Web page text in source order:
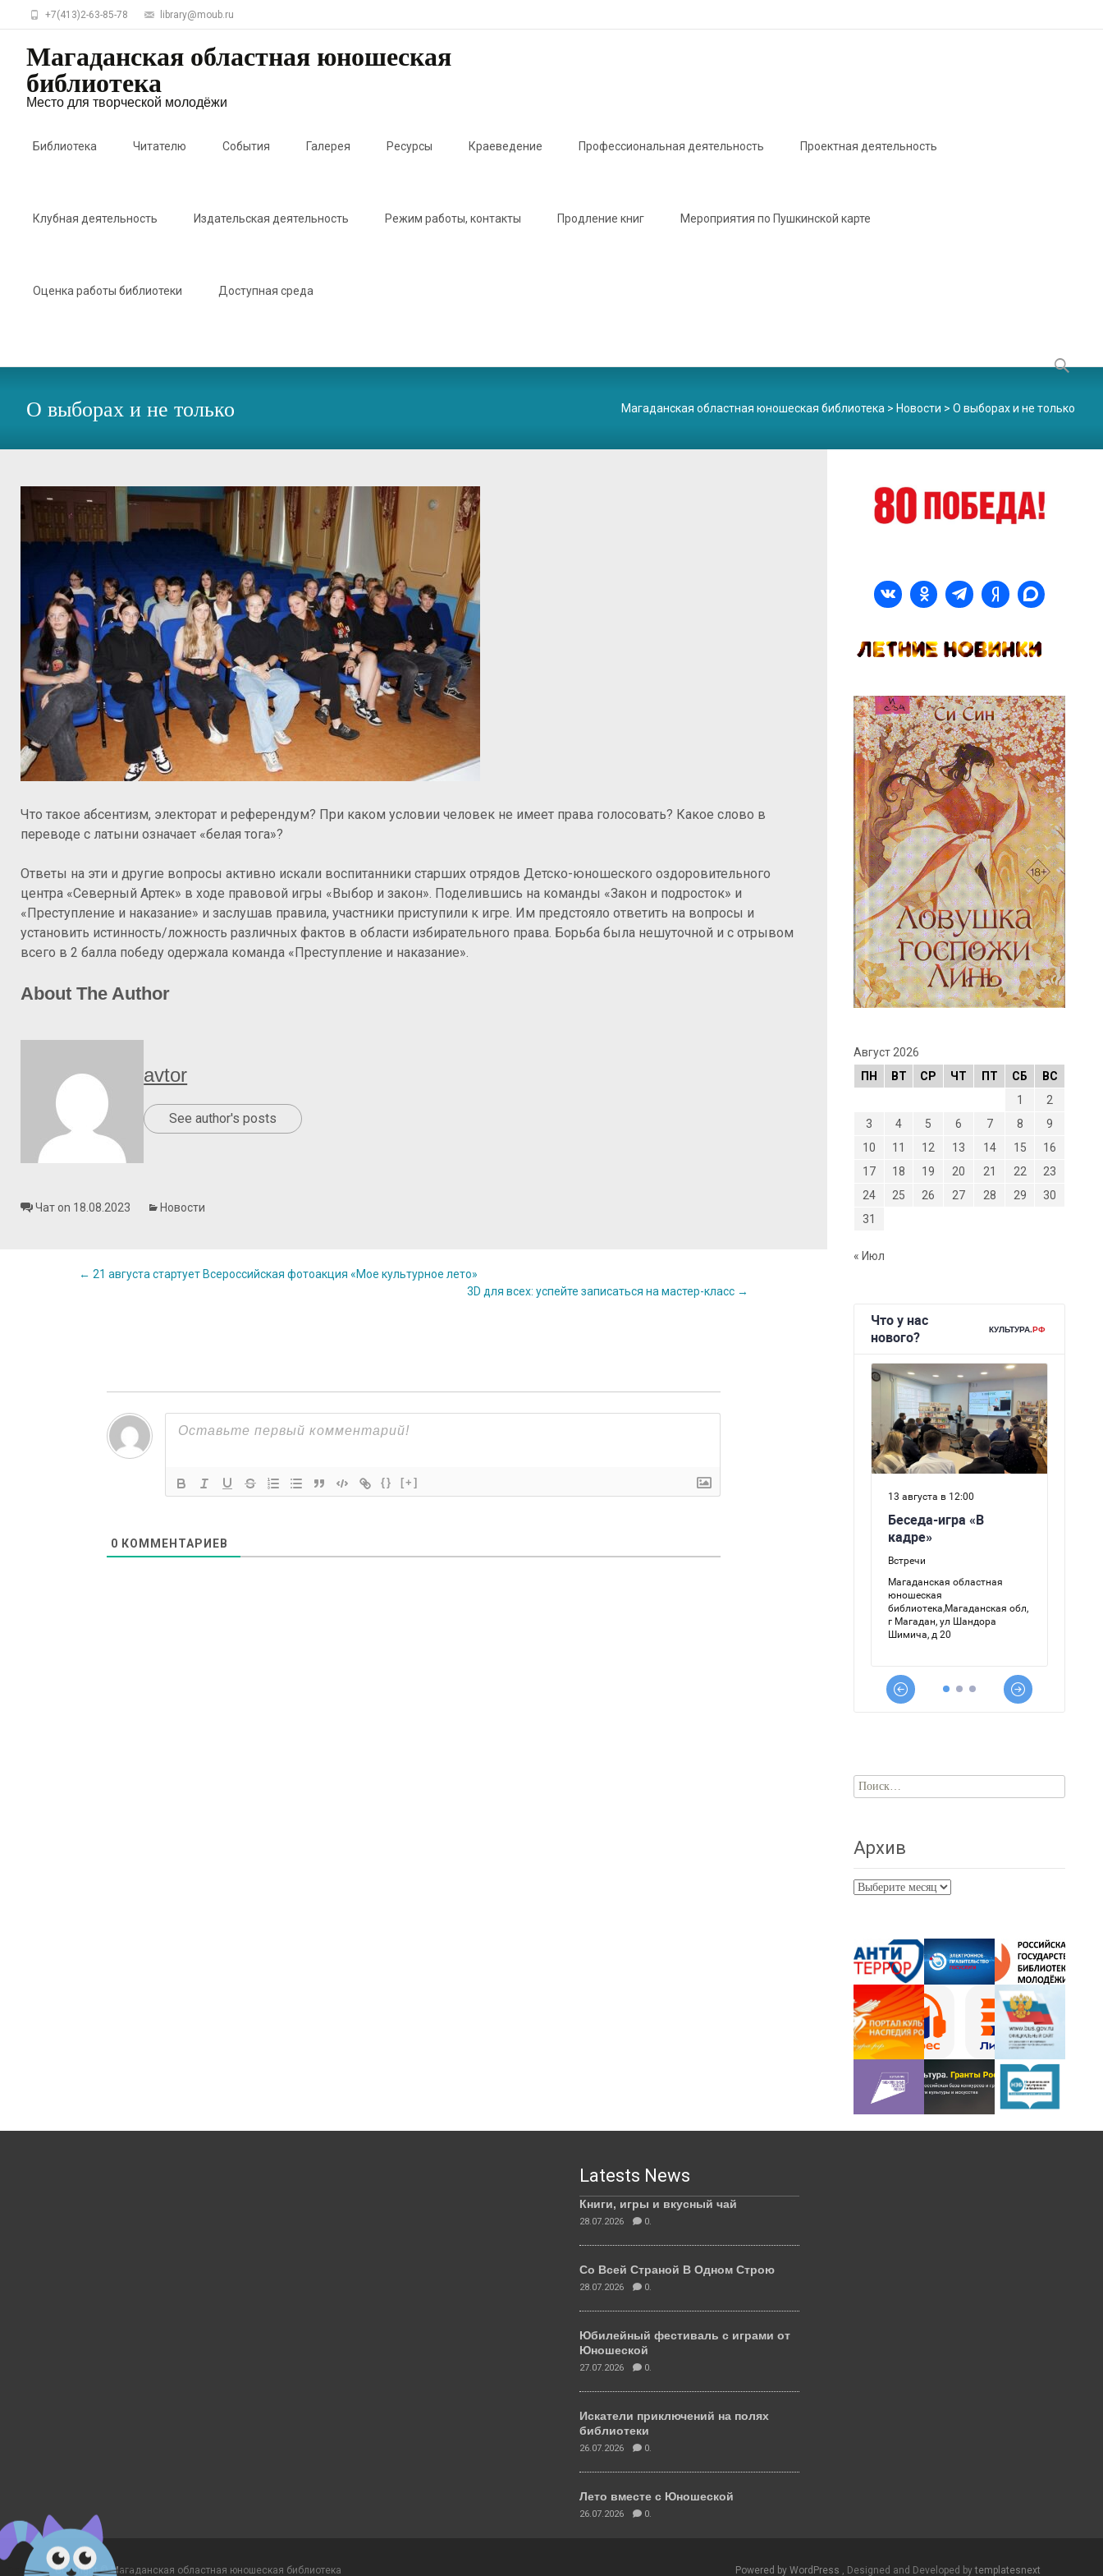
+7(413)2-63-85-78 library@moub.ru
Магаданская областная юношеская
библиотека
Место для творческой молодёжи
Библиотека Читателю События Галерея Ресурсы Краеведение Профессиональная деятельность Проектная деятельность
Клубная деятельность Издательская деятельность Режим работы, контакты Продление книг Мероприятия по Пушкинской карте
Оценка работы библиотеки Доступная среда
Найти:
О выборах и не только Магаданская областная юношеская библиотека > Новости >О выборах и не только
Что такое абсентизм, электорат и референдум? При каком условии человек не имеет права голосовать? Какое слово в
переводе с латыни означает «белая тога»?
Ответы на эти и другие вопросы активно искали воспитанники старших отрядов Детско-юношеского оздоровительного
центра «Северный Артек» в ходе правовой игры «Выбор и закон». Поделившись на команды «Закон и подросток» и
«Преступление и наказание» и заслушав правила, участники приступили к игре. Им предстояло ответить на вопросы и
установить истинность/ложность различных фактов в области избирательного права. Борьба была нешуточной и с отрывом
всего в 2 балла победу одержала команда «Преступление и наказание».
About The Author
avtor
See author's posts
Чат on 18.08.2023 Новости
Post
← 21 августа стартует Всероссийская фотоакция «Мое культурное лето»
3D для всех: успейте записаться на мастер-класс →
{} [+]
0 КОММЕНТАРИЕВ
Август 2026
ПН
ВТ СР ЧТ ПТ СБ
ВС
1
2
3
4 5 6 7 8
9
10
11 12 13 14 15
16
17
18 19 20 21 22
23
24
25 26 27 28 29
30
31
« Июл
Найти:
Архив
Архив
Latests News
Книги, игры и вкусный чай
28.07.2026 0.
Со Всей Страной В Одном Строю
28.07.2026 0.
Юбилейный фестиваль с играми от
Юношеской
27.07.2026 0.
Искатели приключений на полях
библиотеки
26.07.2026 0.
Лето вместе с Юношеской
26.07.2026 0.
Copyright © Магаданская областная юношеская библиотека Powered by WordPress , Designed and Developed bytemplatesnext